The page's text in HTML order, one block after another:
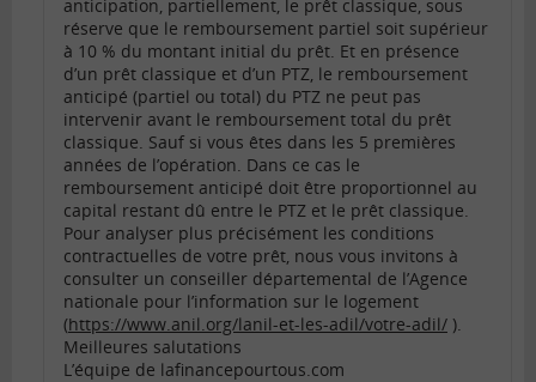
anticipation, partiellement, le prêt classique, sous
réserve que le remboursement partiel soit supérieur
à 10 % du montant initial du prêt. Et en présence
d’un prêt classique et d’un PTZ, le remboursement
anticipé (partiel ou total) du PTZ ne peut pas
intervenir avant le remboursement total du prêt
classique. Sauf si vous êtes dans les 5 premières
années de l’opération. Dans ce cas le
remboursement anticipé doit être proportionnel au
capital restant dû entre le PTZ et le prêt classique.
Pour analyser plus précisément les conditions
contractuelles de votre prêt, nous vous invitons à
consulter un conseiller départemental de l’Agence
nationale pour l’information sur le logement
(https://www.anil.org/lanil-et-les-adil/votre-adil/ ).
Meilleures salutations
L’équipe de lafinancepourtous.com